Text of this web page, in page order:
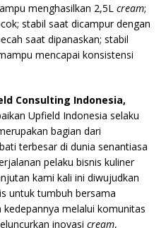
menghasilkan 2,5L cream;
stabil saat dicampur dengan
saat dipanaskan; stabil
mencapai konsistensi
Consulting Indonesia,
Upfield Indonesia selaku
bagian dari
terbesar di dunia senantiasa
pelaku bisnis kuliner
kami kali ini diwujudkan
untuk tumbuh bersama
melalui komunitas
inovasi cream,